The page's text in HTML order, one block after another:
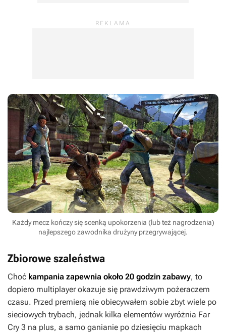
Każdy mecz kończy się scenką upokorzenia (lub też nagrodzenia)
najlepszego zawodnika drużyny przegrywającej.
Zbiorowe szaleństwa
Choć kampania zapewnia około 20 godzin zabawy, to
dopiero multiplayer okazuje się prawdziwym pożeraczem
czasu. Przed premierą nie obiecywałem sobie zbyt wiele po
sieciowych trybach, jednak kilka elementów wyróżnia Far
Cry 3 na plus, a samo ganianie po dziesięciu mapkach